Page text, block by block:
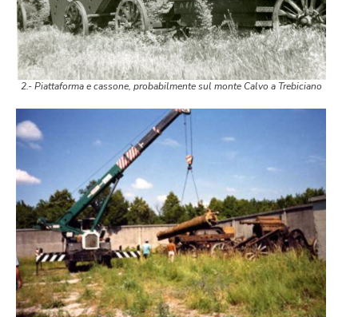
2.- Piattaforma e cassone, probabilmente sul monte Calvo a Trebiciano